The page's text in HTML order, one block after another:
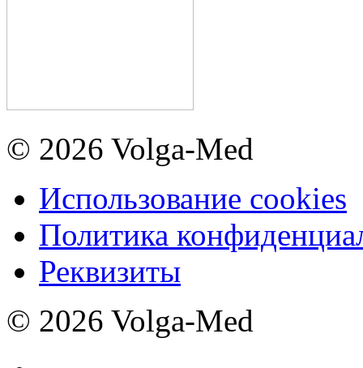
© 2026 Volga-Med
Использование cookies
Политика
Реквизиты
© 2026 Volga-Med